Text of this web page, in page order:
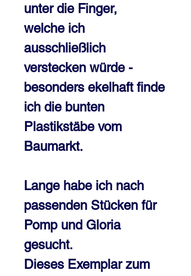
unter die Finger,
welche ich
ausschließlich
verstecken würde -
besonders ekelhaft finde
ich die bunten
Plastikstäbe vom
Baumarkt.
Lange habe ich nach
passenden Stücken für
Pomp und Gloria
gesucht.
Dieses Exemplar zum